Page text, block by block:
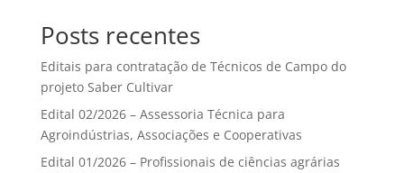
Posts recentes
Editais para contratação de Técnicos de Campo do
projeto Saber Cultivar
Edital 02/2026 – Assessoria Técnica para
Agroindústrias, Associações e Cooperativas
Edital 01/2026 – Profissionais de ciências agrárias